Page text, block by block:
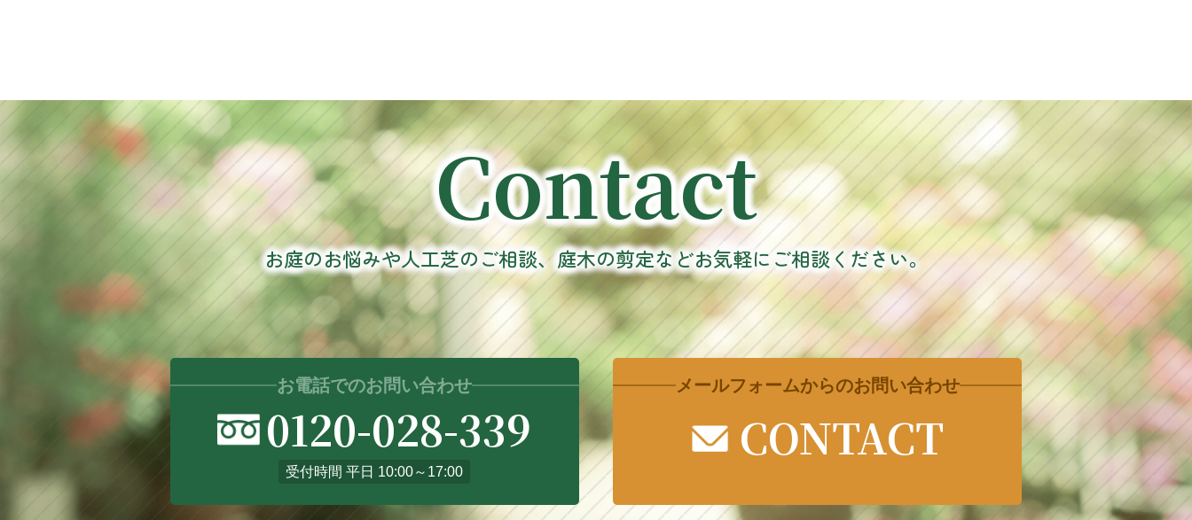
Contact
お庭のお悩みや人工芝のご相談、庭木の剪定などお気軽にご相談ください。
お電話でのお問い合わせ
0120-028-339
受付時間 平日 10:00～17:00
メールフォームからのお問い合わせ
CONTACT